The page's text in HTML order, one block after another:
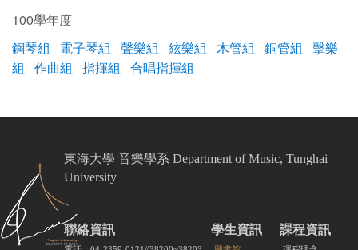
100學年度
鋼琴組
電子琴組 聲樂組 絃樂組 木管組 銅管組
擊樂
組
作曲組 指揮組 合唱指揮組
東海大學 音樂學系 Department of Music, Tunghai
University
聯絡資訊 學生資訊 課程資訊